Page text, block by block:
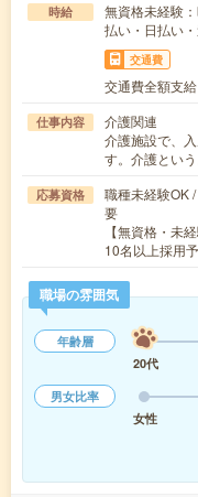
時給
無資格未経験
払い・日払い
交通費
交通費全額支給
仕事内容
介護関連
介護施設で、
す。介護とい
応募資格
職種未経験OK
要
【無資格・未
10名以上採用
職場の雰囲気
年齢層
20代
男女比率
女性